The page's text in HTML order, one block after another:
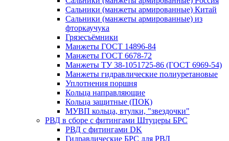
Сальники (манжеты армированные) Китай
Сальники (манжеты армированные) из
фторкаучука
Грязесъёмники
Манжеты ГОСТ 14896-84
Манжеты ГОСТ 6678-72
Манжеты ТУ 38-1051725-86 (ГОСТ 6969-54)
Манжеты гидравлические полиуретановые
Уплотнения поршня
Кольца направляющие
Кольца защитные (ПОК)
МУВП кольца, втулки, "звездочки"
РВД в сборе с фитингами Штуцеры БРС
РВД с фитингами DK
Гидравлические БРС для РВД